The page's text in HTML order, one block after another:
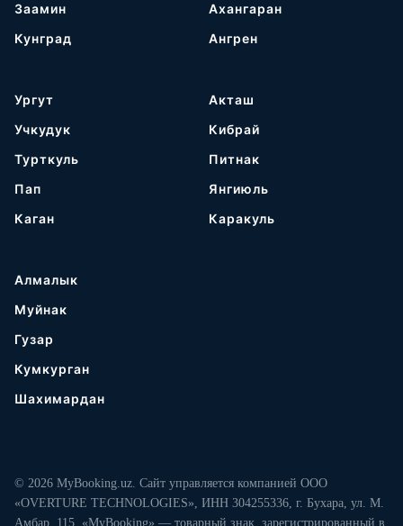
Заамин
Кунград
Ахангаран
Ангрен
Ургут
Учкудук
Турткуль
Пап
Каган
Акташ
Кибрай
Питнак
Янгиюль
Каракуль
Алмалык
Муйнак
Гузар
Кумкурган
Шахимардан
© 2026 MyBooking.uz. Сайт управляется компанией ООО
«OVERTURE TECHNOLOGIES», ИНН 304255336, г. Бухара, ул. М.
Амбар, 115. «MyBooking» — товарный знак, зарегистрированный в